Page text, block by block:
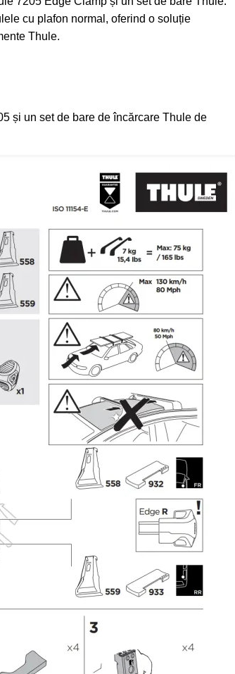
cu plafon normal, oferind o soluție
Thule.
și un set de bare de încărcare Thule de